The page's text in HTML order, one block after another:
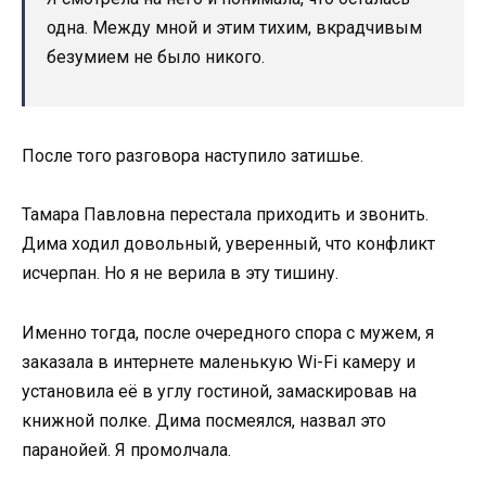
одна. Между мной и этим тихим, вкрадчивым
безумием не было никого.
После того разговора наступило затишье.
Тамара Павловна перестала приходить и звонить.
Дима ходил довольный, уверенный, что конфликт
исчерпан. Но я не верила в эту тишину.
Именно тогда, после очередного спора с мужем, я
заказала в интернете маленькую Wi-Fi камеру и
установила её в углу гостиной, замаскировав на
книжной полке. Дима посмеялся, назвал это
паранойей. Я промолчала.